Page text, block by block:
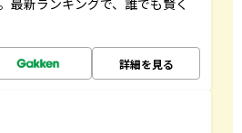
最新ランキングで、誰でも賢く
詳細を見る